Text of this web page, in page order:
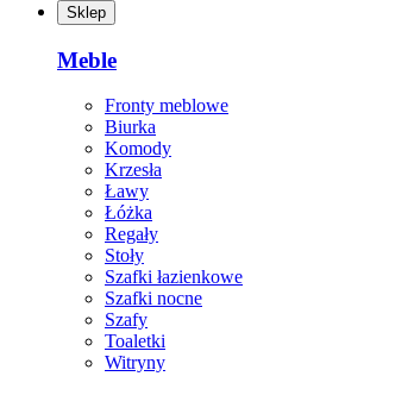
Sklep
Meble
Fronty meblowe
Biurka
Komody
Krzesła
Ławy
Łóżka
Regały
Stoły
Szafki łazienkowe
Szafki nocne
Szafy
Toaletki
Witryny